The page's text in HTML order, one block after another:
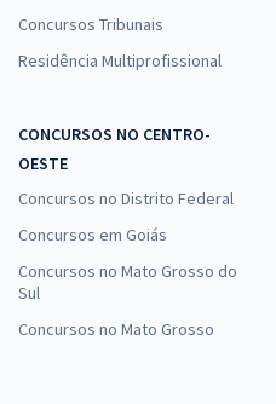
Concursos Tribunais
Residência Multiprofissional
CONCURSOS NO CENTRO-
OESTE
Concursos no Distrito Federal
Concursos em Goiás
Concursos no Mato Grosso do
Sul
Concursos no Mato Grosso